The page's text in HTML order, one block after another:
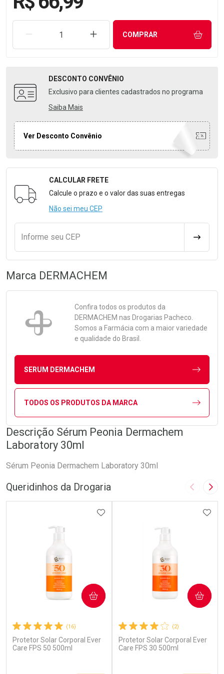
REMOVER UMA UNIDADEAUMENTAR UMA UNIDADE
COMPRAR
DESCONTO CONVÊNIO
Exclusivo para clientes cadastrados no programa
Saiba Mais
Ver Desconto Convênio
Formulário para Calcular o Frete
CALCULAR FRETE
Calcule o prazo e o valor das suas entregas
Não sei meu CEP
Informe seu CEP
Marca DERMACHEM
Confira todos os produtos da
DERMACHEM nas Drogarias Pacheco.
Somos a Farmácia com a maior variedade
e qualidade do Brasil.
SERUM DERMACHEM
TODOS OS PRODUTOS DA MARCA
Descrição Sérum Peonia Dermachem
Laboratory 30ml
Sérum Peonia Dermachem Laboratory 30ml
Queridinhos da Drogaria Imagem
(16)
Protetor Solar Corporal Ever
Care FPS 50 500ml
ADICIONAR AOS FAVORITOS
COMPRAR
(2)
Protetor Solar Corporal Ever
Care FPS 30 500ml
COMPRAR